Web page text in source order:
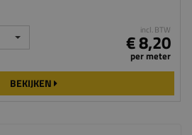
incl. BTW
€ 8,20
per meter
BEKIJKEN